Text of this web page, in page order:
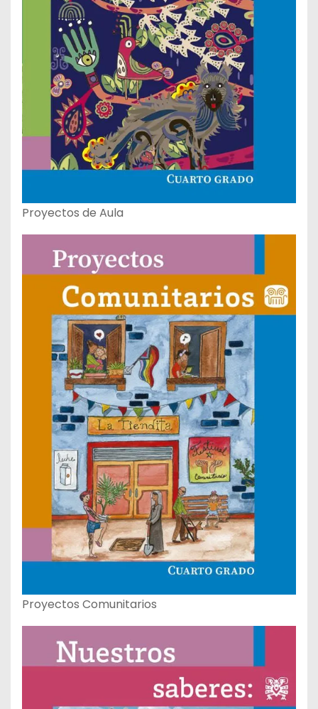
Proyectos de Aula
Proyectos Comunitarios